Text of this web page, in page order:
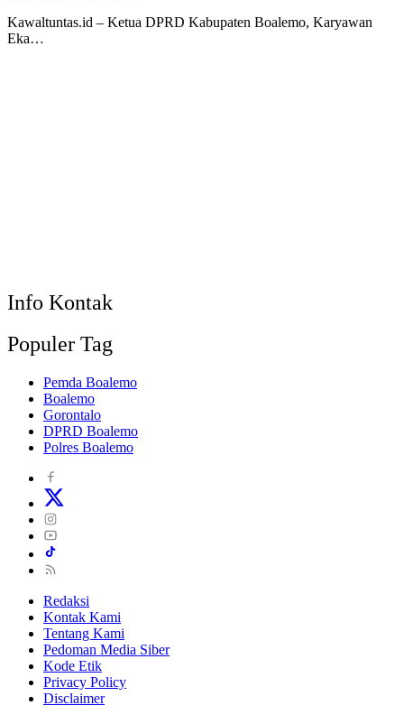
Kawaltuntas.id – Ketua DPRD Kabupaten Boalemo, Karyawan
Eka…
Info Kontak
Populer Tag
Pemda Boalemo
Boalemo
Gorontalo
DPRD Boalemo
Polres Boalemo
Redaksi
Kontak Kami
Tentang Kami
Pedoman Media Siber
Kode Etik
Privacy Policy
Disclaimer